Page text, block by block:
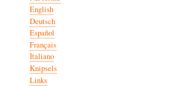
English
Deutsch
Español
Français
Italiano
Knipsels
Links